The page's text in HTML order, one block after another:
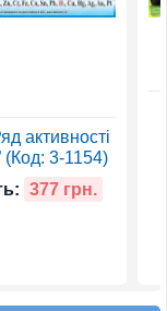
активності
(Код: 3-1154)
377 грн.